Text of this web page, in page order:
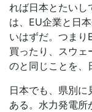
れば日本とたいし
は、EU企業と日
いはずだ。つまり
買ったり、スウェ
のと同じことを、
日本でも、県別に
ある。水力発電所